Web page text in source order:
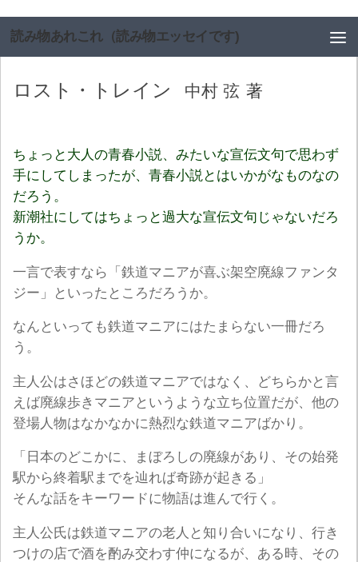
読み物あれこれ（読み物エッセイです)
ロスト・トレイン 中村 弦 著
ちょっと大人の青春小説、みたいな宣伝文句で思わず
手にしてしまったが、青春小説とはいかがなものなの
だろう。
新潮社にしてはちょっと過大な宣伝文句じゃないだろ
うか。
一言で表すなら「鉄道マニアが喜ぶ架空廃線ファンタ
ジー」といったところだろうか。
なんといっても鉄道マニアにはたまらない一冊だろ
う。
主人公はさほどの鉄道マニアではなく、どちらかと言
えば廃線歩きマニアというような立ち位置だが、他の
登場人物はなかなかに熱烈な鉄道マニアばかり。
「日本のどこかに、まぼろしの廃線があり、その始発
駅から終着駅までを辿れば奇跡が起きる」
そんな話をキーワードに物語は進んで行く。
主人公氏は鉄道マニアの老人と知り合いになり、行き
つけの店で酒を酌み交わす仲になるが、ある時、その